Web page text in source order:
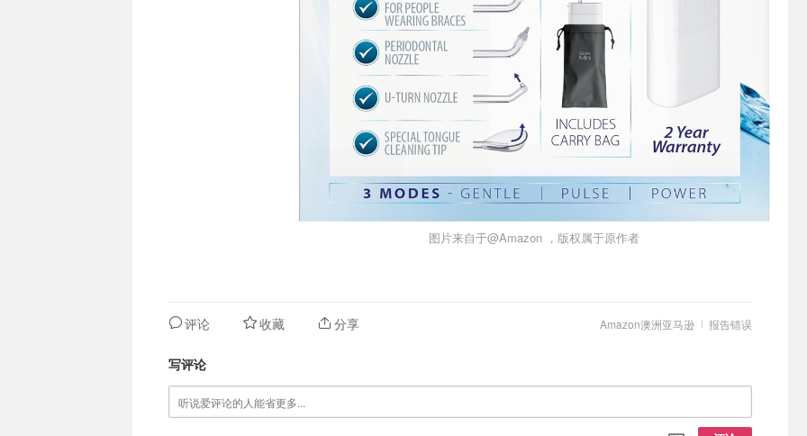
图片来自于@Amazon ，版权属于原作者
报告错误
Amazon澳洲亚马逊
评论 收藏 分享
写评论